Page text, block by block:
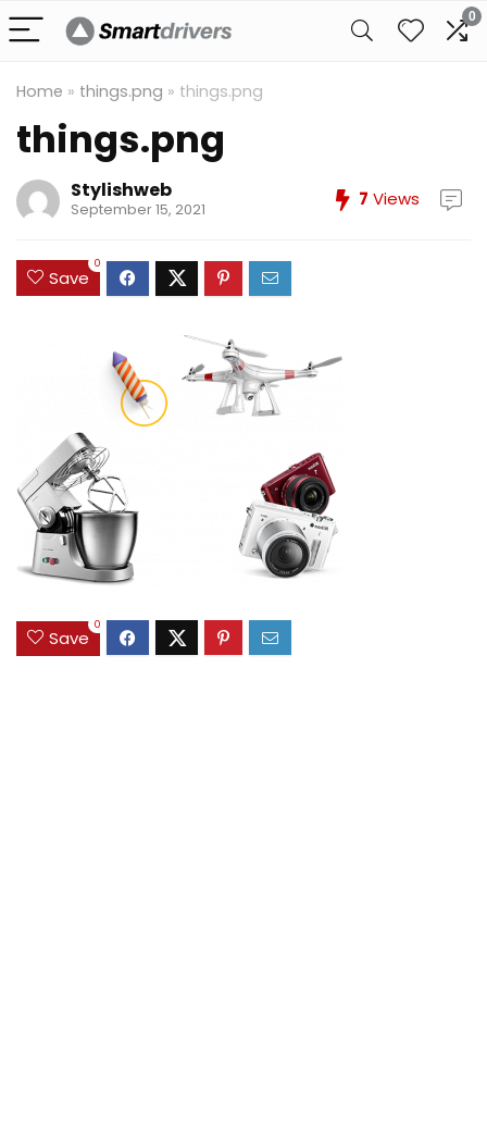
0
Home » things.png » things.png
things.png
Stylishweb
September 15, 2021 7 Views
Save
0
Save
0